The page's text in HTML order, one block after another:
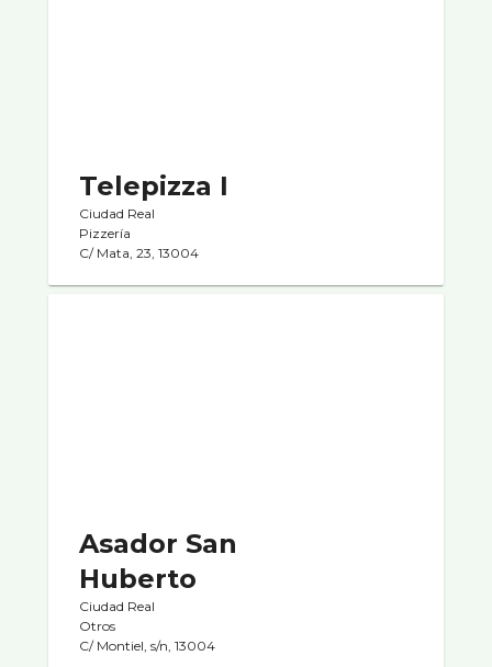
Telepizza I
Ciudad Real
Pizzerí­a
C/ Mata, 23, 13004
Asador San
Huberto
Ciudad Real
Otros
C/ Montiel, s/n, 13004